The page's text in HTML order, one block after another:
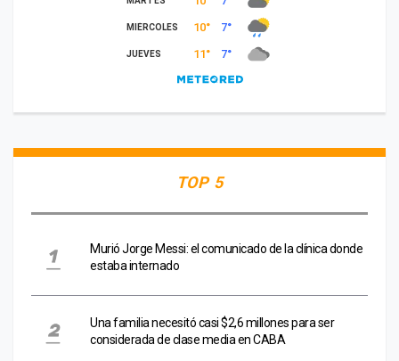
TOP 5
Murió Jorge Messi: el comunicado de la clínica donde
estaba internado
Una familia necesitó casi $2,6 millones para ser
considerada de clase media en CABA